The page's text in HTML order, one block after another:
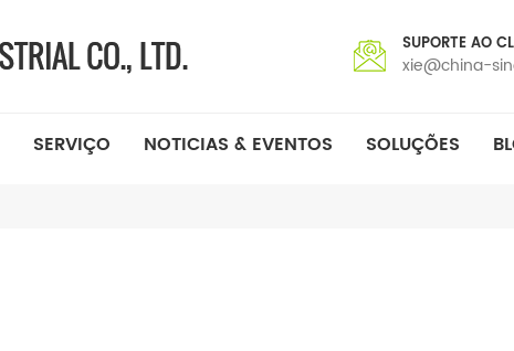
SUPORTE AO
xie@china-
SERVIÇO NOTICIAS & EVENTOS SOLUÇÕES